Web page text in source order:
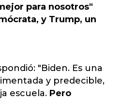
para nosotros"
y Trump, un
"Biden. Es una
y predecible,
escuela. Pero